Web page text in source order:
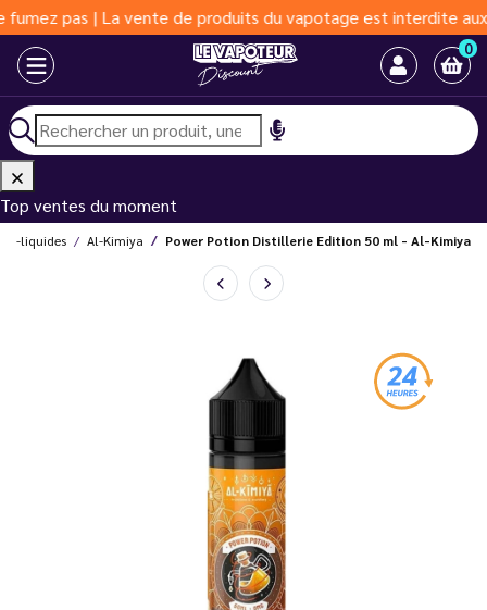
pas | La vente de produits du vapotage est interdite aux
0
Top ventes du moment
E-liquides Al-Kimiya Power Potion Distillerie Edition 50 ml - Al-Kimiya